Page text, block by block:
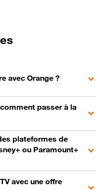
avec Orange ?
passer à la
plateformes de
ou Paramount+
avec une offre